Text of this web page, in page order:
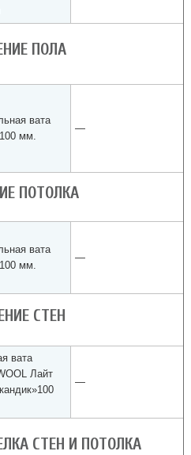
ПОЛА
вата
мм.
—
ПОТОЛКА
вата
мм.
—
СТЕН
вата
Лайт
—
СТЕН И ПОТОЛКА